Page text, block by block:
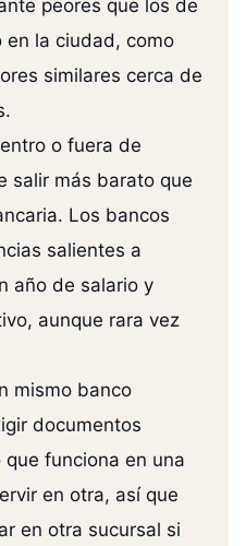
peores que los de
en la ciudad, como
similares cerca de
o fuera de
salir más barato que
Los bancos
salientes a
año de salario y
aunque rara vez
mismo banco
documentos
funciona en una
en otra, así que
en otra sucursal si